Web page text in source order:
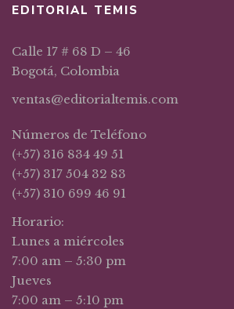
EDITORIAL TEMIS
Calle 17 # 68 D – 46
Bogotá, Colombia
ventas@editorialtemis.com
Números de Teléfono
(+57) 316 834 49 51
(+57) 317 504 32 83
(+57) 310 699 46 91
Horario:
Lunes a miércoles
7:00 am – 5:30 pm
Jueves
7:00 am – 5:10 pm